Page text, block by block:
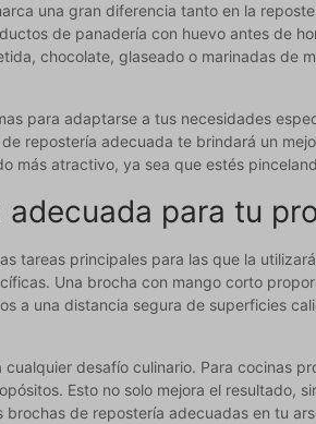
una gran diferencia tanto en la
de panadería con huevo antes de
chocolate, glaseado o marinadas de
para adaptarse a tus necesidades
repostería adecuada te brindará un
más atractivo, ya sea que estés
para tu
tareas principales para las que la
Una brocha con mango corto
a una distancia segura de superficies
desafío culinario. Para cocinas
Esto no solo mejora el resultado,
de repostería adecuadas en tu